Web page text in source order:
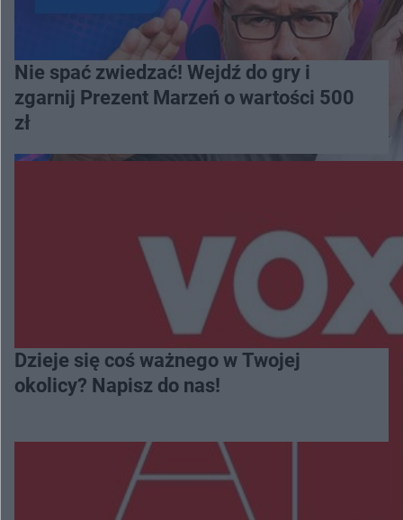
Nie spać zwiedzać! Wejdź do gry i
zgarnij Prezent Marzeń o wartości 500
zł
Dzieje się coś ważnego w Twojej
okolicy? Napisz do nas!
Więcej